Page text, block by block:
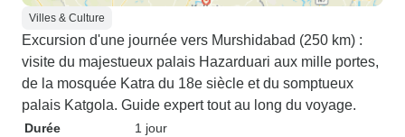
Villes & Culture
Excursion d'une journée vers Murshidabad (250 km) :
visite du majestueux palais Hazarduari aux mille portes,
de la mosquée Katra du 18e siècle et du somptueux
palais Katgola. Guide expert tout au long du voyage.
Durée
1 jour